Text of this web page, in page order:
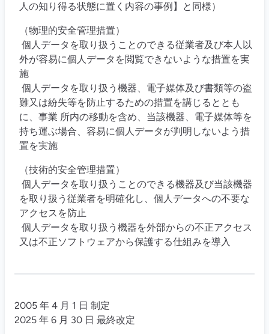
人の知り得る状態に置く内容の事例】と同様）
（物理的安全管理措置）
個人データを取り扱うことのできる従業者及び本人以
外が容易に個人データを閲覧できないような措置を実
施
個人データを取り扱う機器、電子媒体及び書類等の盗
難又は紛失等を防止するための措置を講じるととも
に、事業 所内の移動を含め、当該機器、電子媒体等を
持ち運ぶ場合、容易に個人データが判明しないよう措
置を実施
（技術的安全管理措置）
個人データを取り扱うことのできる機器及び当該機器
を取り扱う従業者を明確化し、個人データへの不要な
アクセスを防止
個人データを取り扱う機器を外部からの不正アクセス
又は不正ソフトウェアから保護する仕組みを導入
2005 年 4 月 1 日 制定
2025 年 6 月 30 日 最終改定